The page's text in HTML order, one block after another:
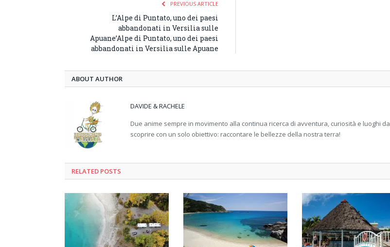
PREVIOUS ARTICLE
L’Alpe di Puntato, uno dei paesi
abbandonati in Versilia sulle
Apuane’Alpe di Puntato, uno dei paesi
abbandonati in Versilia sulle Apuane
ABOUT AUTHOR
DAVIDE & RACHELE
Due anime sempre in movimento alla continua ricerca di avventura, curiosità e luoghi da
scoprire con un solo obiettivo: raccontare le bellezze della nostra terra!
RELATED POSTS